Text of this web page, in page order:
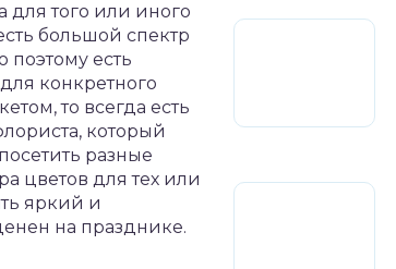
того или иного
большой спектр
есть
конкретного
то всегда есть
который
разные
цветов для тех или
яркий и
на празднике.